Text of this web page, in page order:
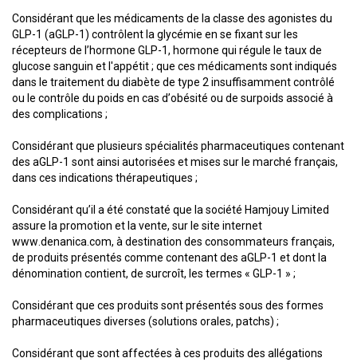
Considérant que les médicaments de la classe des agonistes du
GLP-1 (aGLP-1) contrôlent la glycémie en se fixant sur les
récepteurs de l’hormone GLP-1, hormone qui régule le taux de
glucose sanguin et l'appétit ; que ces médicaments sont indiqués
dans le traitement du diabète de type 2 insuffisamment contrôlé
ou le contrôle du poids en cas d’obésité ou de surpoids associé à
des complications ;
Considérant que plusieurs spécialités pharmaceutiques contenant
des aGLP-1 sont ainsi autorisées et mises sur le marché français,
dans ces indications thérapeutiques ;
Considérant qu’il a été constaté que la société Hamjouy Limited
assure la promotion et la vente, sur le site internet
www.denanica.com, à destination des consommateurs français,
de produits présentés comme contenant des aGLP-1 et dont la
dénomination contient, de surcroît, les termes « GLP-1 » ;
Considérant que ces produits sont présentés sous des formes
pharmaceutiques diverses (solutions orales, patchs) ;
Considérant que sont affectées à ces produits des allégations